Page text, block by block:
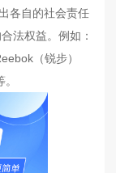
各自的社会责任
法权益。例如：
（锐步）